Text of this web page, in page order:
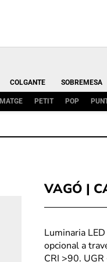
IMATGE PETIT POP
COLGANTE SOBREMESA
VAGÓ |
Luminaria
opcional a
CRI >90.